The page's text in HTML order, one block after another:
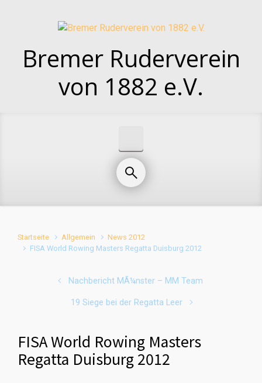
Bremer Ruderverein
von 1882 e.V.
Startseite Allgemein
News 2012
FISA World Rowing Masters Regatta Duisburg 2012
Nachbericht MÃ¼nster – MM Team
19 Siege bei der Regatta Leer
FISA World Rowing Masters
Regatta Duisburg 2012